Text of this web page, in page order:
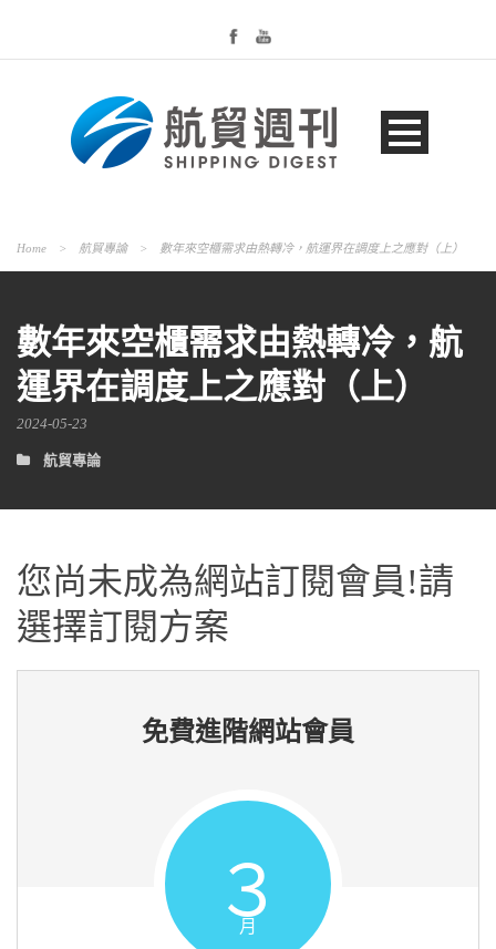
Home > 航貿專論 > 數年來空櫃需求由熱轉冷，航運界在調度上之應對（上）
數年來空櫃需求由熱轉冷，航
運界在調度上之應對（上）
2024-05-23
航貿專論
您尚未成為網站訂閱會員!請
選擇訂閱方案
免費進階網站會員
３
月